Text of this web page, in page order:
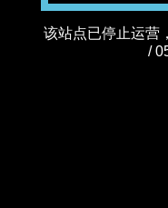
该站点已停止运营
/